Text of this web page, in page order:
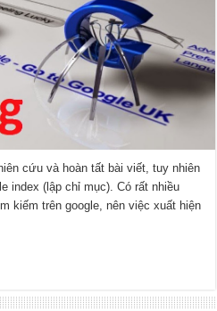
cứu và hoàn tất bài viết, tuy nhiên
index (lập chỉ mục). Có rất nhiều
kiếm trên google, nên việc xuất hiện